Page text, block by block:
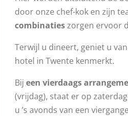
door onze chef-kok en zijn
combinatieszorgen ervoor
Terwijl u dineert, geniet u
hotel in Twente kenmerkt.
Bijeen vierdaags
(vrijdag), staat er op
u ’s avonds van een